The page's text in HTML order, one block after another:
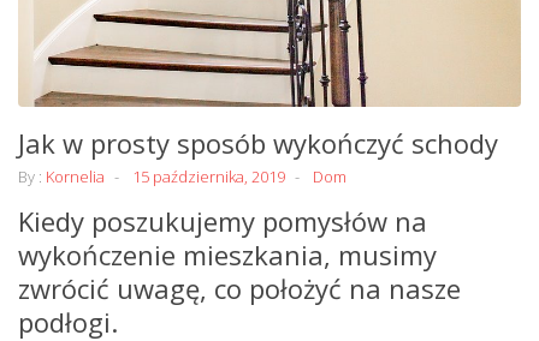
Jak w prosty sposób wykończyć schody
By : Kornelia 15 października, 2019 Dom
Kiedy poszukujemy pomysłów na
wykończenie mieszkania, musimy
zwrócić uwagę, co położyć na nasze
podłogi.